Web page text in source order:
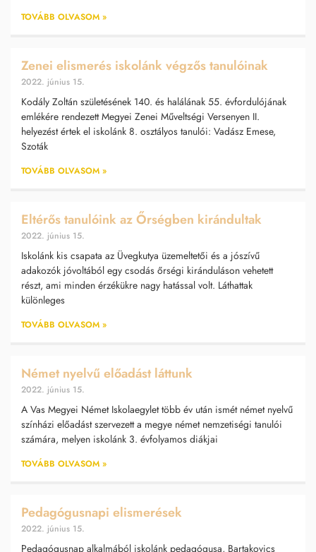
TOVÁBB OLVASOM »
Zenei elismerés iskolánk végzős tanulóinak
2022. június 15.
Kodály Zoltán születésének 140. és halálának 55. évfordulójának
emlékére rendezett Megyei Zenei Műveltségi Versenyen II.
helyezést értek el iskolánk 8. osztályos tanulói: Vadász Emese,
Szoták
TOVÁBB OLVASOM »
Eltérős tanulóink az Őrségben kirándultak
2022. június 15.
Iskolánk kis csapata az Üvegkutya üzemeltetői és a jószívű
adakozók jóvoltából egy csodás őrségi kiránduláson vehetett
részt, ami minden érzékükre nagy hatással volt. Láthattak
különleges
TOVÁBB OLVASOM »
Német nyelvű előadást láttunk
2022. június 15.
A Vas Megyei Német Iskolaegylet több év után ismét német nyelvű
színházi előadást szervezett a megye német nemzetiségi tanulói
számára, melyen iskolánk 3. évfolyamos diákjai
TOVÁBB OLVASOM »
Pedagógusnapi elismerések
2022. június 15.
Pedagógusnap alkalmából iskolánk pedagógusa, Bartakovics